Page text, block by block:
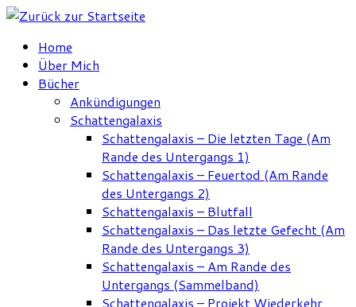
Zum
springenHome
Über Mich
Bücher
Ankündigungen
Schattengalaxis
Schattengalaxis – Die letzten Tage (Am
Rande des Untergangs 1)
Schattengalaxis – Feuertod (Am Rande
des Untergangs 2)
Schattengalaxis – Blutfall
Schattengalaxis – Das letzte Gefecht (Am
Rande des Untergangs 3)
Schattengalaxis – Am Rande des
Untergangs (Sammelband)
Schattengalaxis – Projekt Wiederkehr